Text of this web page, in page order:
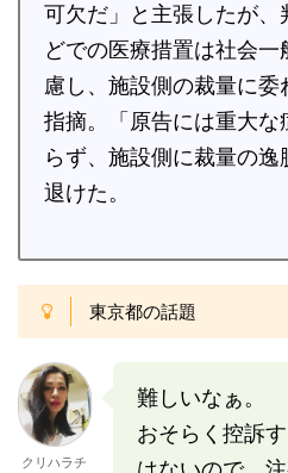
可欠だ」と主張したが、
どでの医療措置は社会
慮し、施設側の裁量に委
指摘。「原告には重大な
らず、施設側に裁量の逸
退けた。
東京都の話題
クリハラチ
難しいなぁ。
おそらく控訴